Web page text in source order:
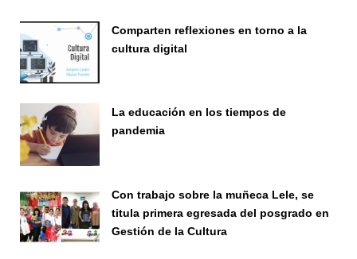
Comparten reflexiones en torno a la
cultura digital
La educación en los tiempos de
pandemia
Con trabajo sobre la muñeca Lele, se
titula primera egresada del posgrado en
Gestión de la Cultura